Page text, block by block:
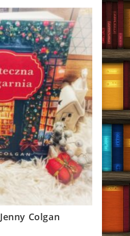
Colgan